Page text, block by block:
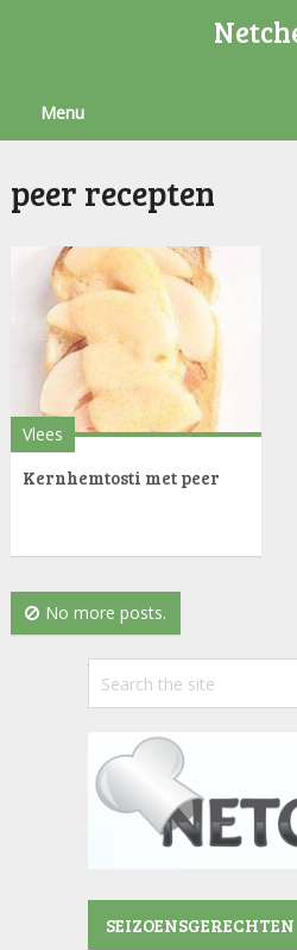
Menu
peer recepten
Vlees
Kernhemtosti met peer
No more posts.
SEIZOENSGERECHTEN